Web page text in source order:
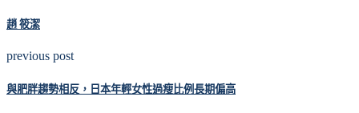
趙 筱潔
previous post
與肥胖趨勢相反，日本年輕女性過瘦比例長期偏高